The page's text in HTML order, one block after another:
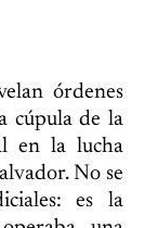
órdenes
cúpula de la
en la lucha
No se
es la